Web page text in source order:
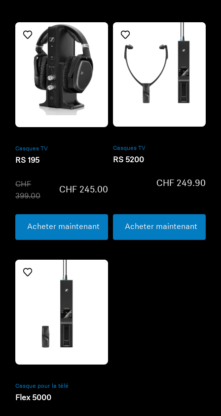
Casques TV
RS 195
CHF
399.00
CHF 245.00
Acheter maintenant
Casques TV
RS 5200
CHF 249.90
Acheter maintenant
Casque pour la télé
Flex 5000